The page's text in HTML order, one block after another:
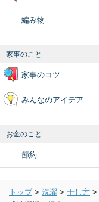
編み物
家事のこと
家事のコツ
みんなのアイデア
お金のこと
節約
トップ > 洗濯 > 干し方 >